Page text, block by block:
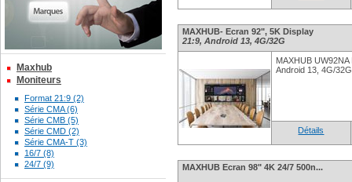
Maxhub
Moniteurs
Format 21:9 (2)
Série CMA (6)
Série CMB (5)
Série CMD (2)
Série CMA-T (3)
16/7 (8)
24/7 (9)
MAXHUB- Ecran 92", 5K Display
21:9, Android 13, 4G/32G
MAXHUB
Android 13, 4G/
Détails
MAXHUB Ecran 98" 4K 24/7 500n...